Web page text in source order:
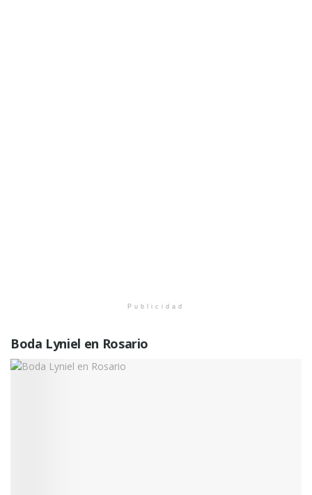
Publicidad
Boda Lyniel en Rosario